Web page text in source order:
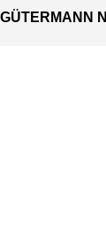
GÜTERMANN